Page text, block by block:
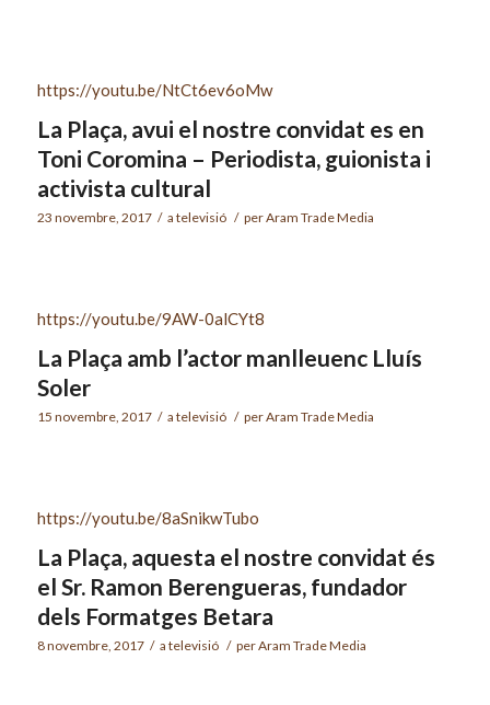
https://youtu.be/NtCt6ev6oMw
La Plaça, avui el nostre convidat es en
Toni Coromina – Periodista, guionista i
activista cultural
23 novembre, 2017 / a televisió / perAram Trade Media
https://youtu.be/9AW-0alCYt8
La Plaça amb l’actor manlleuenc Lluís
Soler
15 novembre, 2017 / a televisió / perAram Trade Media
https://youtu.be/8aSnikwTubo
La Plaça, aquesta el nostre convidat és
el Sr. Ramon Berengueras, fundador
dels Formatges Betara
8 novembre, 2017 / a televisió / perAram Trade Media